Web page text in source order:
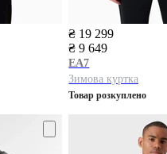
₴ 19 299
₴ 9 649
EA7
Зимова куртка
Товар розкуплено